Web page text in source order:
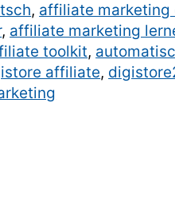
, affiliate marketing
, affiliate marketing
toolkit,
affiliate,